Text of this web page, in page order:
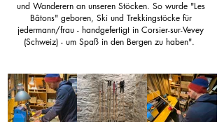
und Wanderern an unseren Stöcken. So wurde "Les
Bâtons" geboren, Ski und Trekkingstöcke für
jedermann/frau - handgefertigt in Corsier-sur-Vevey
(Schweiz) - um Spaß in den Bergen zu haben".